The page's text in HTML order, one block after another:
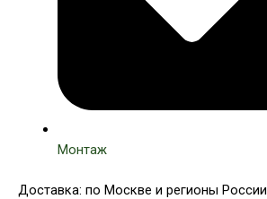
Монтаж
Доставка: по Москве и регионы России